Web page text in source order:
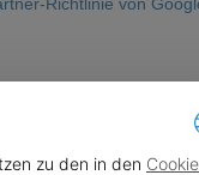
gehostet
Widgets bezeichnet,
oder führen
zu den in den